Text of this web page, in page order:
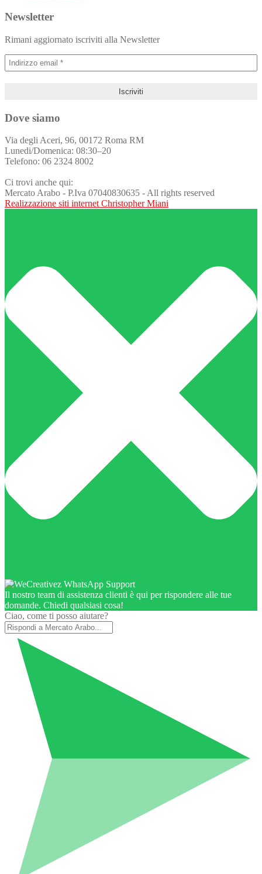
Newsletter
Rimani aggiornato iscriviti alla Newsletter
Dove siamo
Via degli Aceri, 96, 00172 Roma RM
Lunedi/Domenica: 08:30–20
Telefono: 06 2324 8002
Ci trovi anche qui:
Mercato Arabo - P.Iva 07040830635 - All rights reserved
Realizzazione siti internet Christopher Miani
Il nostro team di assistenza clienti è qui per rispondere alle tue
domande. Chiedi qualsiasi cosa!
Ciao, come ti posso aiutare?